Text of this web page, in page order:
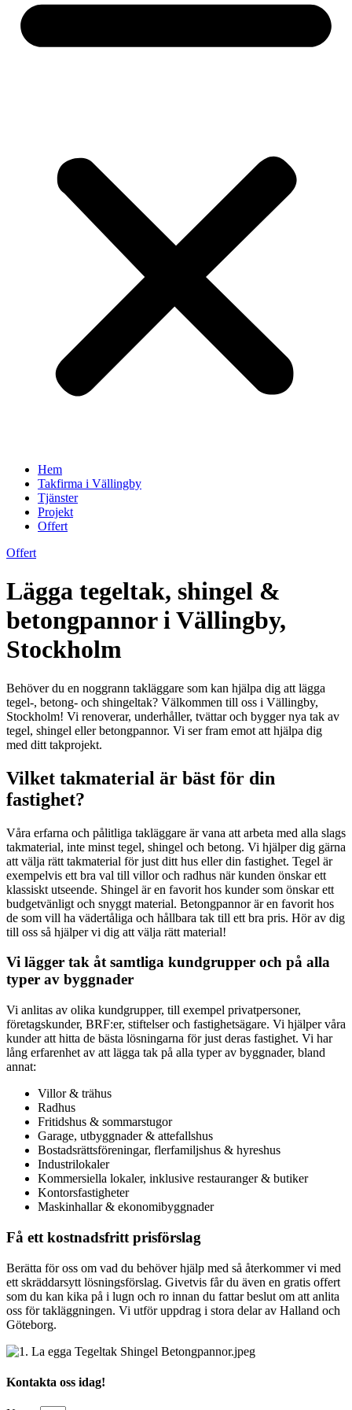
Hem
Takfirma i Vällingby
Tjänster
Projekt
Offert
Offert
Lägga tegeltak, shingel &
betongpannor i Vällingby,
Stockholm
Behöver du en noggrann takläggare som kan hjälpa dig att lägga
tegel-, betong- och shingeltak? Välkommen till oss i Vällingby,
Stockholm! Vi renoverar, underhåller, tvättar och bygger nya tak av
tegel, shingel eller betongpannor. Vi ser fram emot att hjälpa dig
med ditt takprojekt.
Vilket takmaterial är bäst för din
fastighet?
Våra erfarna och pålitliga takläggare är vana att arbeta med alla slags
takmaterial, inte minst tegel, shingel och betong. Vi hjälper dig gärna
att välja rätt takmaterial för just ditt hus eller din fastighet. Tegel är
exempelvis ett bra val till villor och radhus när kunden önskar ett
klassiskt utseende. Shingel är en favorit hos kunder som önskar ett
budgetvänligt och snyggt material. Betongpannor är en favorit hos
de som vill ha vädertåliga och hållbara tak till ett bra pris. Hör av dig
till oss så hjälper vi dig att välja rätt material!
Vi lägger tak åt samtliga kundgrupper och på alla
typer av byggnader
Vi anlitas av olika kundgrupper, till exempel privatpersoner,
företagskunder, BRF:er, stiftelser och fastighetsägare. Vi hjälper våra
kunder att hitta de bästa lösningarna för just deras fastighet. Vi har
lång erfarenhet av att lägga tak på alla typer av byggnader, bland
annat:
Villor & trähus
Radhus
Fritidshus & sommarstugor
Garage, utbyggnader & attefallshus
Bostadsrättsföreningar, flerfamiljshus & hyreshus
Industrilokaler
Kommersiella lokaler, inklusive restauranger & butiker
Kontorsfastigheter
Maskinhallar & ekonomibyggnader
Få ett kostnadsfritt prisförslag
Berätta för oss om vad du behöver hjälp med så återkommer vi med
ett skräddarsytt lösningsförslag. Givetvis får du även en gratis offert
som du kan kika på i lugn och ro innan du fattar beslut om att anlita
oss för takläggningen. Vi utför uppdrag i stora delar av Halland och
Göteborg.
Kontakta oss idag!